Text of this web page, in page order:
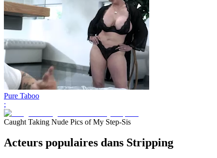
Pure Taboo
;
Caught Taking Nude Pics of My Step-Sis
Acteurs populaires dans Stripping